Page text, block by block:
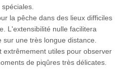
spéciales.
la pêche dans des lieux difficiles
L'extensibilité nulle facilitera
sur une très longue distance.
extrêmement utiles pour observer
de piqûres très délicates.